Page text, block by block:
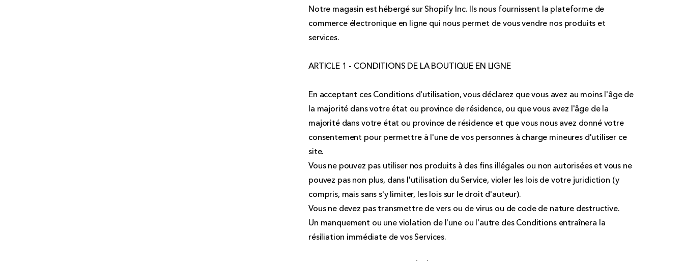
Notre magasin est hébergé sur Shopify Inc. Ils nous fournissent la plateforme de
commerce électronique en ligne qui nous permet de vous vendre nos produits et
services.
ARTICLE 1 - CONDITIONS DE LA BOUTIQUE EN LIGNE
En acceptant ces Conditions d'utilisation, vous déclarez que vous avez au moins l'âge de
la majorité dans votre état ou province de résidence, ou que vous avez l'âge de la
majorité dans votre état ou province de résidence et que vous nous avez donné votre
consentement pour permettre à l'une de vos personnes à charge mineures d'utiliser ce
site.
Vous ne pouvez pas utiliser nos produits à des fins illégales ou non autorisées et vous ne
pouvez pas non plus, dans l'utilisation du Service, violer les lois de votre juridiction (y
compris, mais sans s'y limiter, les lois sur le droit d'auteur).
Vous ne devez pas transmettre de vers ou de virus ou de code de nature destructive.
Un manquement ou une violation de l'une ou l'autre des Conditions entraînera la
résiliation immédiate de vos Services.